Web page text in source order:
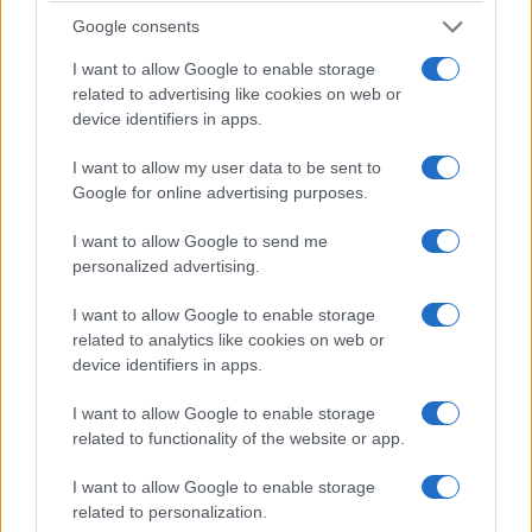
Google consents
I want to allow Google to enable storage
related to advertising like cookies on web or
device identifiers in apps.
I want to allow my user data to be sent to
Google for online advertising purposes.
I want to allow Google to send me
personalized advertising.
I want to allow Google to enable storage
related to analytics like cookies on web or
device identifiers in apps.
I want to allow Google to enable storage
related to functionality of the website or app.
I want to allow Google to enable storage
related to personalization.
Επίδειξη ισχύος από Ερντογάν - Τα παζάρια με τον Τραμπ - Οι
απειλές σε βάρος της Ελλάδας Διαβάστε στο «ΠΑΡΟΝ» αυτή
την Κυριακή: Το «φιάσκο» της εξωτερικής πολιτικής
Μητσοτάκη-Γεραπετρίτη ΑΜΥΝΑ και ΔΙΠΛΩΜΑΤΙΑ Εμπλοκή
ΗΠΑ – Ρωσίας στις εθνικές εκλογές ΠΟΛΙΤΙΚΗ ΚΑΙ
HOME
ΕΠΙΣΗΜΑΣΜΕΝΟ ΜΕ: «ΤΟ ΠΑΡΟΝ» , ΕΦΗΜΕΡΙΔΕΣ